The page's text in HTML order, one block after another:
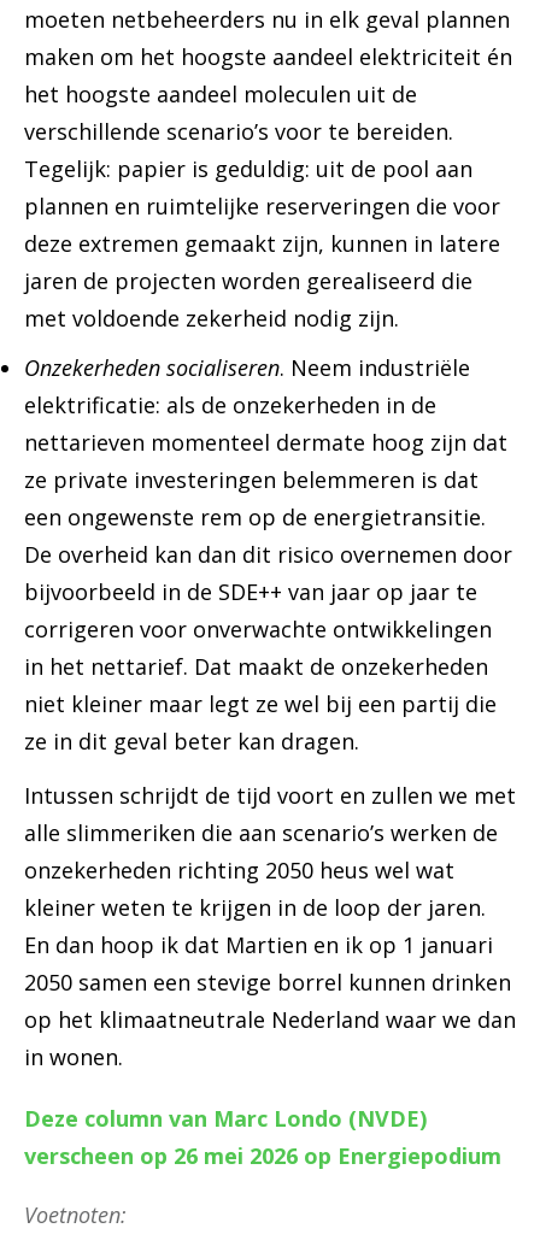
moeten netbeheerders nu in elk geval plannen
maken om het hoogste aandeel elektriciteit én
het hoogste aandeel moleculen uit de
verschillende scenario’s voor te bereiden.
Tegelijk: papier is geduldig: uit de pool aan
plannen en ruimtelijke reserveringen die voor
deze extremen gemaakt zijn, kunnen in latere
jaren de projecten worden gerealiseerd die
met voldoende zekerheid nodig zijn.
Onzekerheden socialiseren. Neem industriële
elektrificatie: als de onzekerheden in de
nettarieven momenteel dermate hoog zijn dat
ze private investeringen belemmeren is dat
een ongewenste rem op de energietransitie.
De overheid kan dan dit risico overnemen door
bijvoorbeeld in de SDE++ van jaar op jaar te
corrigeren voor onverwachte ontwikkelingen
in het nettarief. Dat maakt de onzekerheden
niet kleiner maar legt ze wel bij een partij die
ze in dit geval beter kan dragen.
Intussen schrijdt de tijd voort en zullen we met
alle slimmeriken die aan scenario’s werken de
onzekerheden richting 2050 heus wel wat
kleiner weten te krijgen in de loop der jaren.
En dan hoop ik dat Martien en ik op 1 januari
2050 samen een stevige borrel kunnen drinken
op het klimaatneutrale Nederland waar we dan
in wonen.
Deze column van Marc Londo (NVDE)
verscheen op 26 mei 2026 op Energiepodium
Voetnoten: